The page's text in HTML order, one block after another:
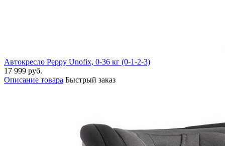
Автокресло Peppy Unofix, 0-36 кг (0-1-2-3)
17 999 руб.
Описание товара Быстрый заказ